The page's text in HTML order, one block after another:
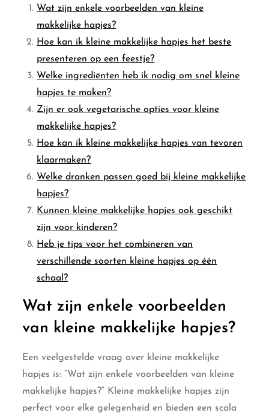
Wat zijn enkele voorbeelden van kleine
makkelijke hapjes?
Hoe kan ik kleine makkelijke hapjes het beste
presenteren op een feestje?
Welke ingrediënten heb ik nodig om snel kleine
hapjes te maken?
Zijn er ook vegetarische opties voor kleine
makkelijke hapjes?
Hoe kan ik kleine makkelijke hapjes van tevoren
klaarmaken?
Welke dranken passen goed bij kleine makkelijke
hapjes?
Kunnen kleine makkelijke hapjes ook geschikt
zijn voor kinderen?
Heb je tips voor het combineren van
verschillende soorten kleine hapjes op één
schaal?
Wat zijn enkele voorbeelden
van kleine makkelijke hapjes?
Een veelgestelde vraag over kleine makkelijke
hapjes is: “Wat zijn enkele voorbeelden van kleine
makkelijke hapjes?” Kleine makkelijke hapjes zijn
perfect voor elke gelegenheid en bieden een scala